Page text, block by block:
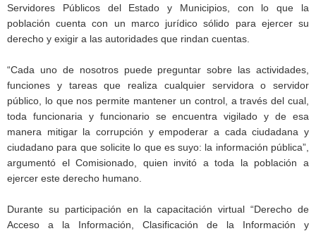
Servidores Públicos del Estado y Municipios, con lo que la
población cuenta con un marco jurídico sólido para ejercer su
derecho y exigir a las autoridades que rindan cuentas.
“Cada uno de nosotros puede preguntar sobre las actividades,
funciones y tareas que realiza cualquier servidora o servidor
público, lo que nos permite mantener un control, a través del cual,
toda funcionaria y funcionario se encuentra vigilado y de esa
manera mitigar la corrupción y empoderar a cada ciudadana y
ciudadano para que solicite lo que es suyo: la información pública”,
argumentó el Comisionado, quien invitó a toda la población a
ejercer este derecho humano.
Durante su participación en la capacitación virtual “Derecho de
Acceso a la Información, Clasificación de la Información y